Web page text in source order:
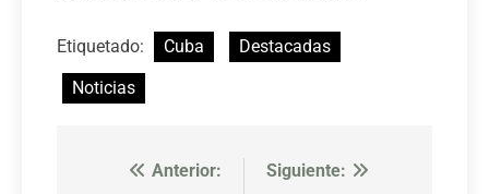
Etiquetado: Cuba
Destacadas
Noticias
Navegación
Anterior:
Siguiente: